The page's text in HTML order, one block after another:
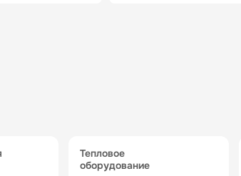
тепловое
оборудование